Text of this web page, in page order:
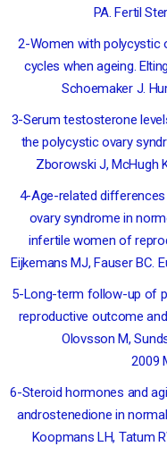
PA. Fertil
2-Women with polycystic
cycles when ageing.
Schoemaker J.
3-Serum testosterone
the polycystic ovary
Zborowski J, McHugh
4-Age-related
ovary syndrome in
infertile women of
Eijkemans MJ, Fauser BC.
5-Long-term follow-up of
reproductive outcome
Olovsson M,
2009
6-Steroid hormones and
androstenedione in
Koopmans LH, Tatum